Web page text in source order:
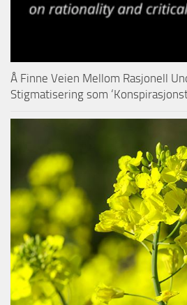
Å Finne Veien Mellom Rasjonell
Stigmatisering som